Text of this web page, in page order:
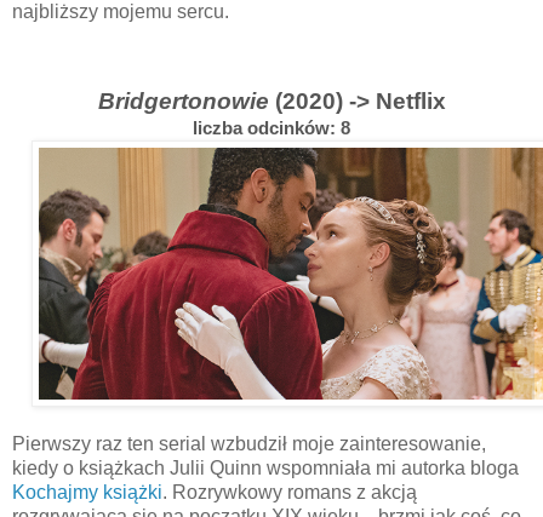
najbliższy mojemu sercu.
Bridgertonowie (2020) -> Netflix
liczba odcinków: 8
Pierwszy raz ten serial wzbudził moje zainteresowanie,
kiedy o książkach Julii Quinn wspomniała mi autorka bloga
Kochajmy książki. Rozrywkowy romans z akcją